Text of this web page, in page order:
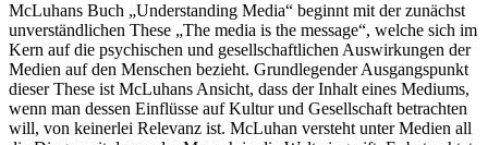
McLuhans Buch „Understanding Media“ beginnt mit der zunächst
unverständlichen These „The media is the message“, welche sich im
Kern auf die psychischen und gesellschaftlichen Auswirkungen der
Medien auf den Menschen bezieht. Grundlegender Ausgangspunkt
dieser These ist McLuhans Ansicht, dass der Inhalt eines Mediums,
wenn man dessen Einflüsse auf Kultur und Gesellschaft betrachten
will, von keinerlei Relevanz ist. McLuhan versteht unter Medien all